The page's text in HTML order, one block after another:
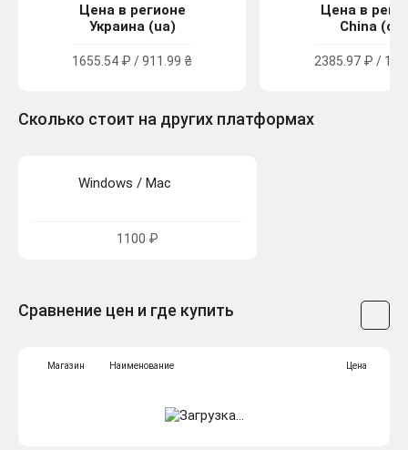
Цена в регионе
Украина (ua)
1655.54 ₽ / 911.99 ₴
Цена в
China (cn)
2385.97 ₽ /
Сколько стоит на других платформах
Windows / Mac
1100 ₽
Сравнение цен и где купить
Магазин Наименование Цена